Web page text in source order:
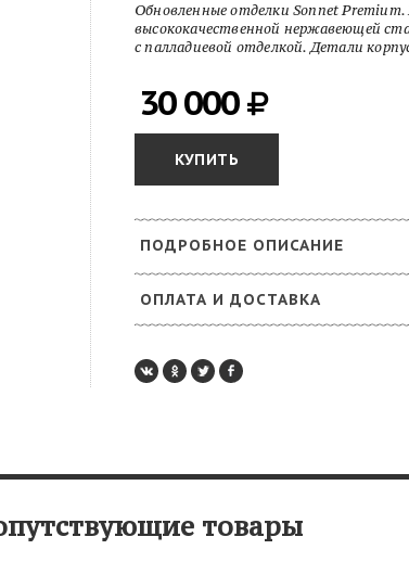
Обновленные отделки Sonnet
высококачественной нержавеющей
с палладиевой отделкой. Детали
30 000
КУПИТЬ
ПОДРОБНОЕ ОПИСАНИЕ
ОПЛАТА И ДОСТАВКА
товары